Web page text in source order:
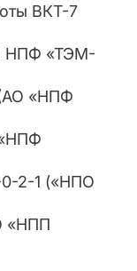
ВКТ-7
НПФ «ТЭМ-
«НПФ
0-2-1 («НПО
«НПП